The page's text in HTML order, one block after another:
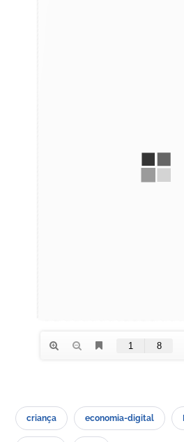
criança economia-digital